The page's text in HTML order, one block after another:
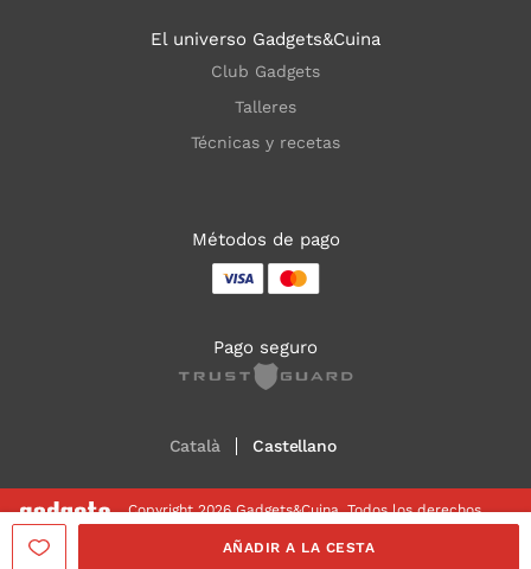
AÑADIR A LA CESTA
El universo Gadgets&Cuina
Club Gadgets
Talleres
Técnicas y recetas
Métodos de pago
Pago seguro
Català Castellano
Copyright 2026 Gadgets&Cuina. Todos los derechos
reservados